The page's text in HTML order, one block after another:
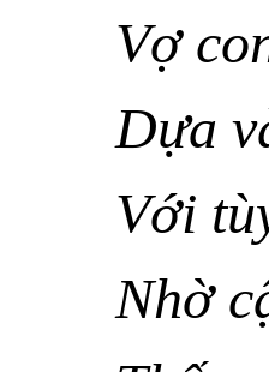
Vợ
Dựa
Với
Nhờ